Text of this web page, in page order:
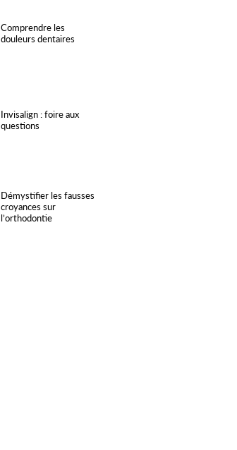
Comprendre les
douleurs dentaires
Invisalign : foire aux
questions
Démystifier les fausses
croyances sur
l’orthodontie